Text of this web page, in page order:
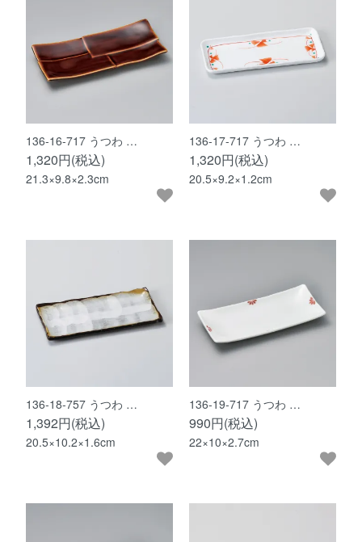
136-16-717 うつわ …
1,320円(税込)
21.3×9.8×2.3cm
136-17-717 うつわ …
1,320円(税込)
20.5×9.2×1.2cm
136-18-757 うつわ …
1,392円(税込)
20.5×10.2×1.6cm
136-19-717 うつわ …
990円(税込)
22×10×2.7cm